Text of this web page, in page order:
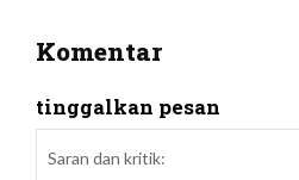
Komentar
tinggalkan pesan